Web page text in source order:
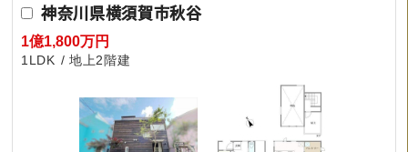
神奈川県横須賀市秋谷
1億1,800万円
1LDK 地上2階建